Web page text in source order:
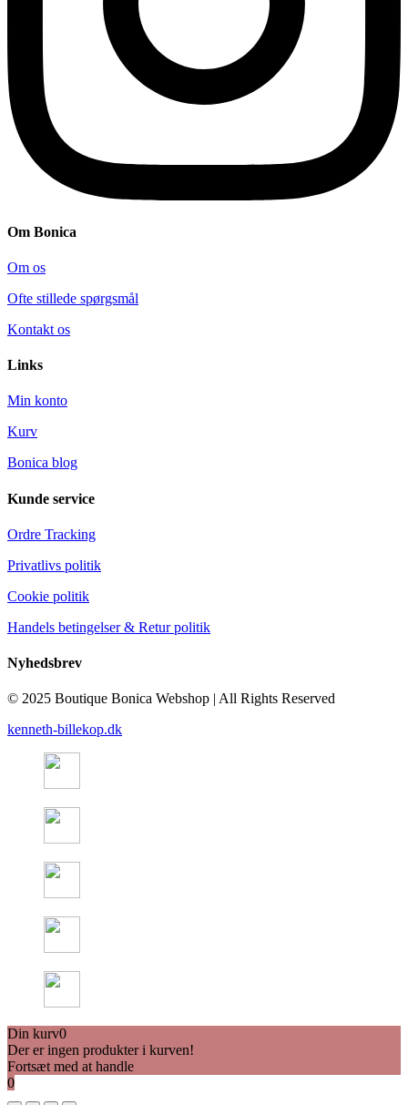
Om Bonica
Om os
Ofte stillede spørgsmål
Kontakt os
Links
Min konto
Kurv
Bonica blog
Kunde service
Ordre Tracking
Privatlivs politik
Cookie politik
Handels betingelser & Retur politik
Nyhedsbrev
© 2025 Boutique Bonica Webshop | All Rights Reserved
kenneth-billekop.dk
Din kurv0
Der er ingen produkter i kurven!
Fortsæt med at handle
0